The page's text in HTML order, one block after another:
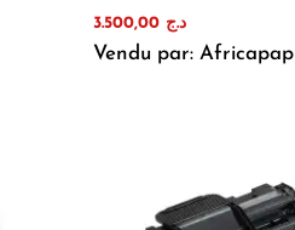
د.ج 3.500,00
Vendu par: Africapap